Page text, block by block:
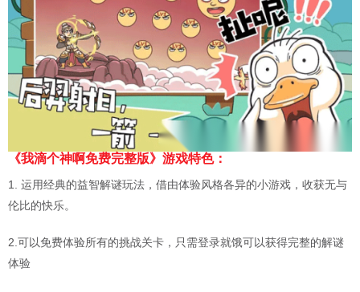
《我滴个神啊免费完整版》游戏特色：
1. 运用经典的益智解谜玩法，借由体验风格各异的小游戏，收获无与
伦比的快乐。
2.可以免费体验所有的挑战关卡，只需登录就饿可以获得完整的解谜
体验